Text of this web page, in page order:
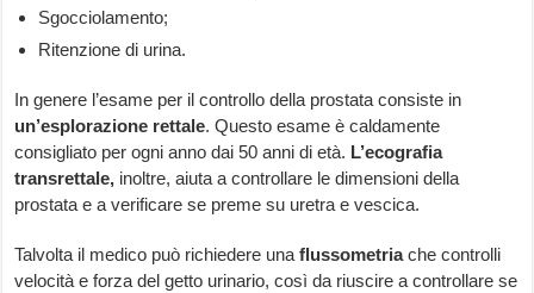
Sgocciolamento;
Ritenzione di urina.
In genere l’esame per il controllo della prostata consiste in
un’esplorazione rettale. Questo esame è caldamente
consigliato per ogni anno dai 50 anni di età. L’ecografia
transrettale, inoltre, aiuta a controllare le dimensioni della
prostata e a verificare se preme su uretra e vescica.
Talvolta il medico può richiedere unaflussometriache controlli
velocità e forza del getto urinario, così da riuscire a controllare se